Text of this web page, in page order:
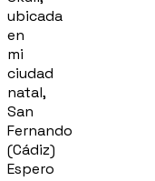
ubicada
en
mi
ciudad
natal,
San
Fernando
(Cádiz)
Espero